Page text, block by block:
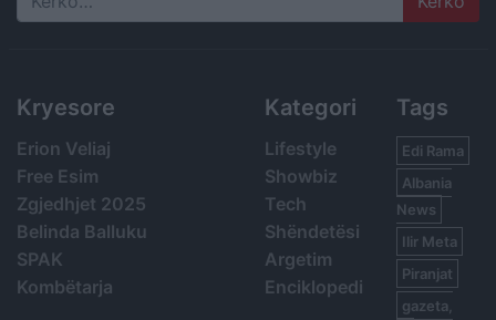
Search
Kryesore
Erion Veliaj
Free Esim
Zgjedhjet 2025
Belinda Balluku
SPAK
Kombëtarja
Kategori
Lifestyle
Showbiz
Tech
Shëndetësi
Argetim
Enciklopedi
Tags
Edi Rama
Albania
News
Ilir Meta
Piranjat
gazeta,